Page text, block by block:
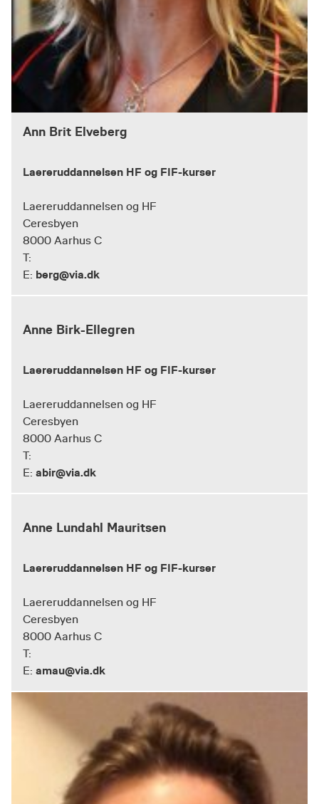
Ann Brit Elveberg
Laereruddannelsen HF og FIF-kurser
Laereruddannelsen og HF
Ceresbyen
8000 Aarhus C
T:
E: berg@via.dk
Anne Birk-Ellegren
Laereruddannelsen HF og FIF-kurser
Laereruddannelsen og HF
Ceresbyen
8000 Aarhus C
T:
E: abir@via.dk
Anne Lundahl Mauritsen
Laereruddannelsen HF og FIF-kurser
Laereruddannelsen og HF
Ceresbyen
8000 Aarhus C
T:
E: amau@via.dk